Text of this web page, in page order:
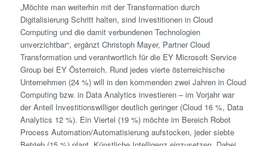
„Möchte man weiterhin mit der Transformation durch
Digitalisierung Schritt halten, sind Investitionen in Cloud
Computing und die damit verbundenen Technologien
unverzichtbar“, ergänzt Christoph Mayer, Partner Cloud
Transformation und verantwortlich für die EY Microsoft Service
Group bei EY Österreich. Rund jedes vierte österreichische
Unternehmen (24 %) will in den kommenden zwei Jahren in Cloud
Computing bzw. in Data Analytics investieren – im Vorjahr war
der Anteil Investitionswilliger deutlich geringer (Cloud 16 %, Data
Analytics 12 %). Ein Viertel (19 %) möchte im Bereich Robot
Process Automation/Automatisierung aufstocken, jeder siebte